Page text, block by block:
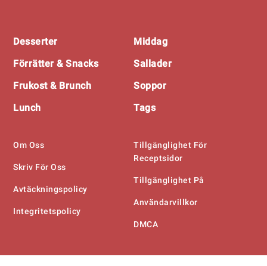
Desserter
Förrätter & Snacks
Frukost & Brunch
Lunch
Middag
Sallader
Soppor
Tags
Om Oss
Skriv För Oss
Avtäckningspolicy
Integritetspolicy
Tillgänglighet För
Receptsidor
Tillgänglighet På
Användarvillkor
DMCA